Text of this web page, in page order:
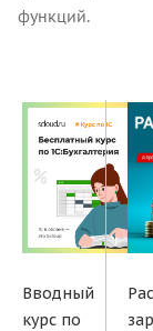
функций.
Вводный
курс по